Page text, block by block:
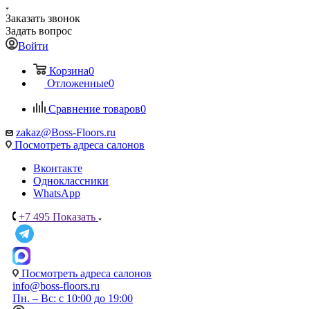
Заказать звонок
Задать вопрос
Войти
Корзина0
Отложенные0
Сравнение товаров0
zakaz@Boss-Floors.ru
Посмотреть адреса салонов
Вконтакте
Одноклассники
WhatsApp
+7 495 Показать
Посмотреть адреса салонов
info@boss-floors.ru
Пн. – Вс: с 10:00 до 19:00